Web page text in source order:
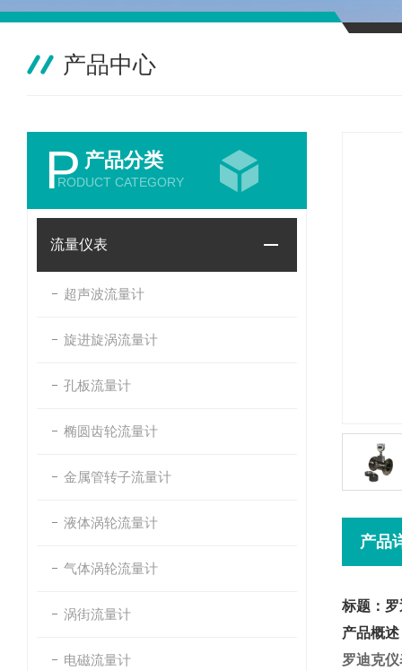
产品中心
P 产品分类
RODUCT CATEGORY
流量仪表
超声波流量计
旋进旋涡流量计
孔板流量计
椭圆齿轮流量计
金属管转子流量计
液体涡轮流量计
气体涡轮流量计
涡街流量计
电磁流量计
产品
标题：
产品概述
罗迪克